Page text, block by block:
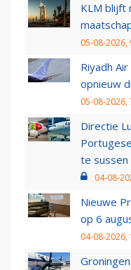
KLM blijft
05-08-2026,
Riyadh
opnieuw
05-08-2026,
Directie
te sussen
04-08-
Nieuwe
op 6
04-08-2026,